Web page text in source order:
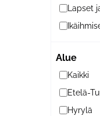
Lapset
Alue
Kaikki
Etelä-
Hyrylä